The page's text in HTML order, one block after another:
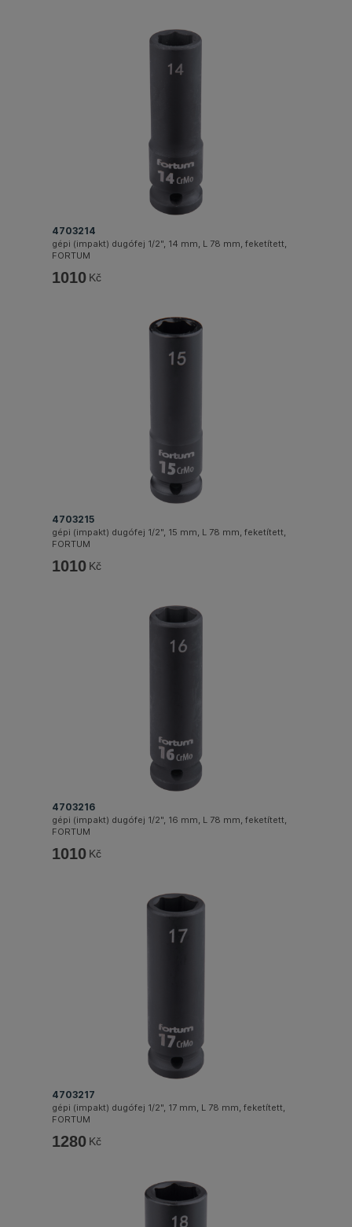
4703214
gépi (impakt) dugófej 1/2", 14 mm, L 78 mm, feketített,
FORTUM
1010 Kč
4703215
gépi (impakt) dugófej 1/2", 15 mm, L 78 mm, feketített,
FORTUM
1010 Kč
4703216
gépi (impakt) dugófej 1/2", 16 mm, L 78 mm, feketített,
FORTUM
1010 Kč
4703217
gépi (impakt) dugófej 1/2", 17 mm, L 78 mm, feketített,
FORTUM
1280 Kč